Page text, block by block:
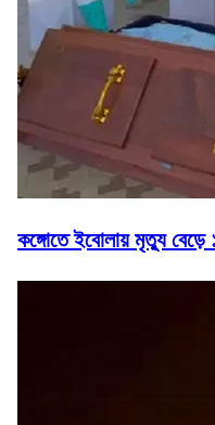
কঙ্গোতে ইবোলায় মৃত্যু